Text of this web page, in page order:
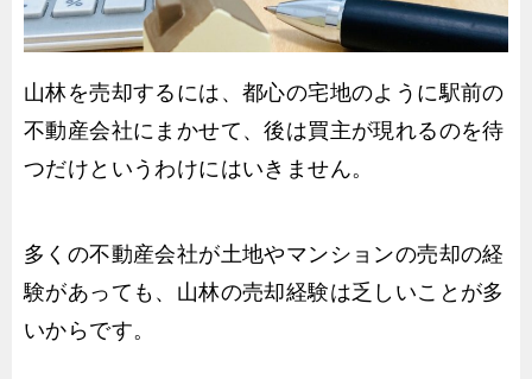
山林を売却するには、都心の宅地のように駅前の
不動産会社にまかせて、後は買主が現れるのを待
つだけというわけにはいきません。
多くの不動産会社が土地やマンションの売却の経
験があっても、山林の売却経験は乏しいことが多
いからです。